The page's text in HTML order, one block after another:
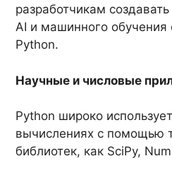
разработчикам
AI и машинного
Python.
Научные и числовые
Python широко
вычислениях с помощью
библиотек, как SciPy,